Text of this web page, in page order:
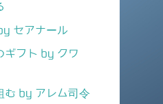
セアナール
ギフト by クワ
む by アレム司令